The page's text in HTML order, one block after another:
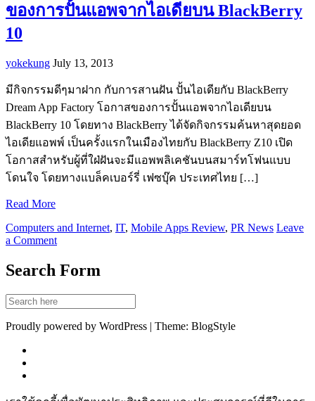
ของการปั้นแอพจากไอเดียบน BlackBerry
10
yokekung July 13, 2013
มีกิจกรรมดีๆมาฝาก กับการสานฝัน ปั้นไอเดียกับ BlackBerry
Dream App Factory โอกาสของการปั้นแอพจากไอเดียบน
BlackBerry 10 โดยทาง BlackBerry ได้จัดกิจกรรมค้นหาสุดยอด
ไอเดียแอพพ์ เป็นครั้งแรกในเมืองไทยกับ BlackBerry Z10 เปิด
โอกาสสำหรับผู้ที่ใฝ่ฝันจะมีแอพพลิเคชันบนสมาร์ทโฟนแบบ
โดนใจ โดยทางแบล็คเบอร์รี่ เฟซบุ๊ค ประเทศไทย […]
Read More
Computers and Internet, IT, Mobile Apps Review, PR News Leave
a Comment
Search Form
Proudly powered by WordPress | Theme: BlogStyle